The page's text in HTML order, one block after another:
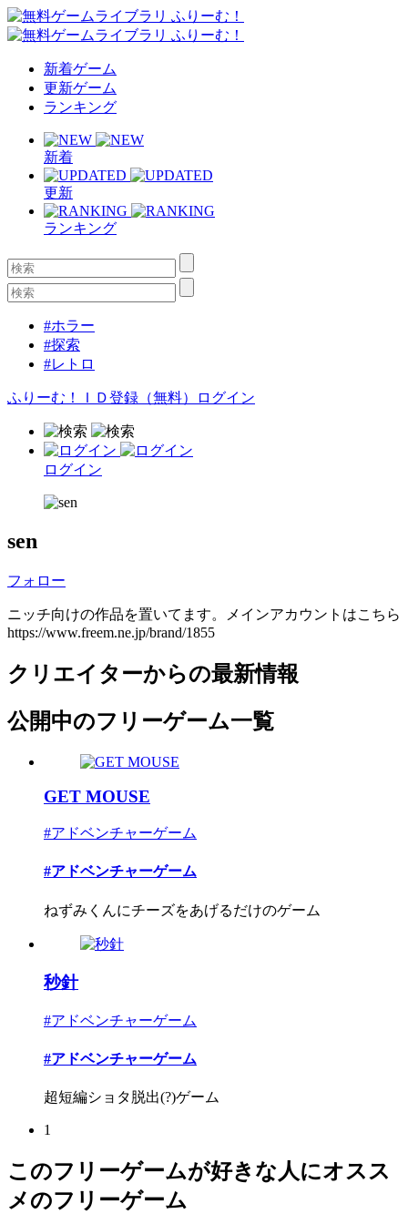
新着ゲーム
更新ゲーム
ランキング
新着
更新
ランキング
#ホラー
#探索
#レトロ
ふりーむ！ＩＤ登録（無料） ログイン
ログイン
sen
フォロー
ニッチ向けの作品を置いてます。メインアカウントはこちら
https://www.freem.ne.jp/brand/1855
クリエイターからの最新情報
公開中のフリーゲーム一覧
GET MOUSE
#アドベンチャーゲーム
#アドベンチャーゲーム
ねずみくんにチーズをあげるだけのゲーム
秒針
#アドベンチャーゲーム
#アドベンチャーゲーム
超短編ショタ脱出(?)ゲーム
1
このフリーゲームが好きな人にオスス
メのフリーゲーム